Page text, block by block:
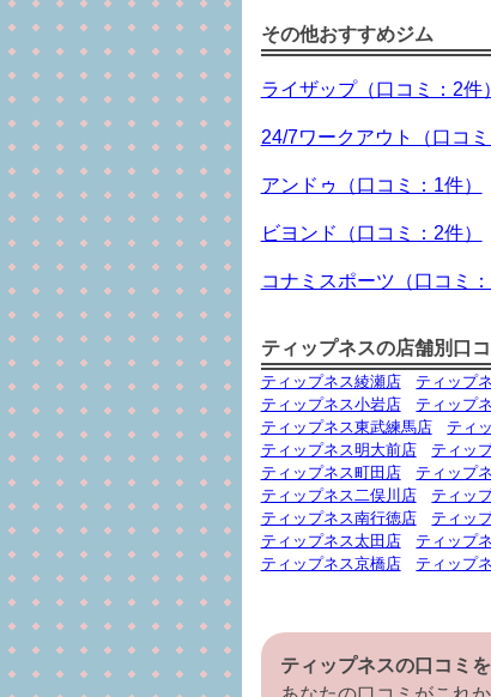
その他おすすめジム
ライザップ（口コミ：2件）
24/7ワークアウト（口コミ
アンドゥ（口コミ：1件）
ビヨンド（口コミ：2件）
コナミスポーツ（口コミ：
ティップネスの店舗別口
ティップネス綾瀬店 ティップ
ティップネス小岩店
ティップ
ティップネス東武練馬店
ティ
ティップネス明大前店
ティッ
ティップネス町田店
ティップ
ティップネス二俣川店
ティッ
ティップネス南行徳店
ティッ
ティップネス太田店
ティップ
ティップネス京橋店
ティップ
ティップネスの口コミを